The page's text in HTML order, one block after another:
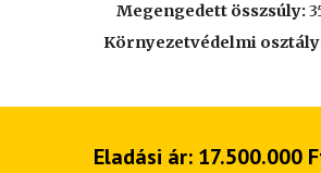
Megengedett összsúly:
Környezetvédelmi
Eladási ár: 17.500.000